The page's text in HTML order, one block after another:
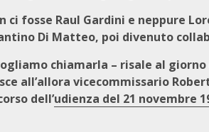
ci fosse Raul Gardini e neppure
Di Matteo, poi divenuto
chiamarla – risale al
all’allora vicecommissario
dell’udienza del 21 novembre